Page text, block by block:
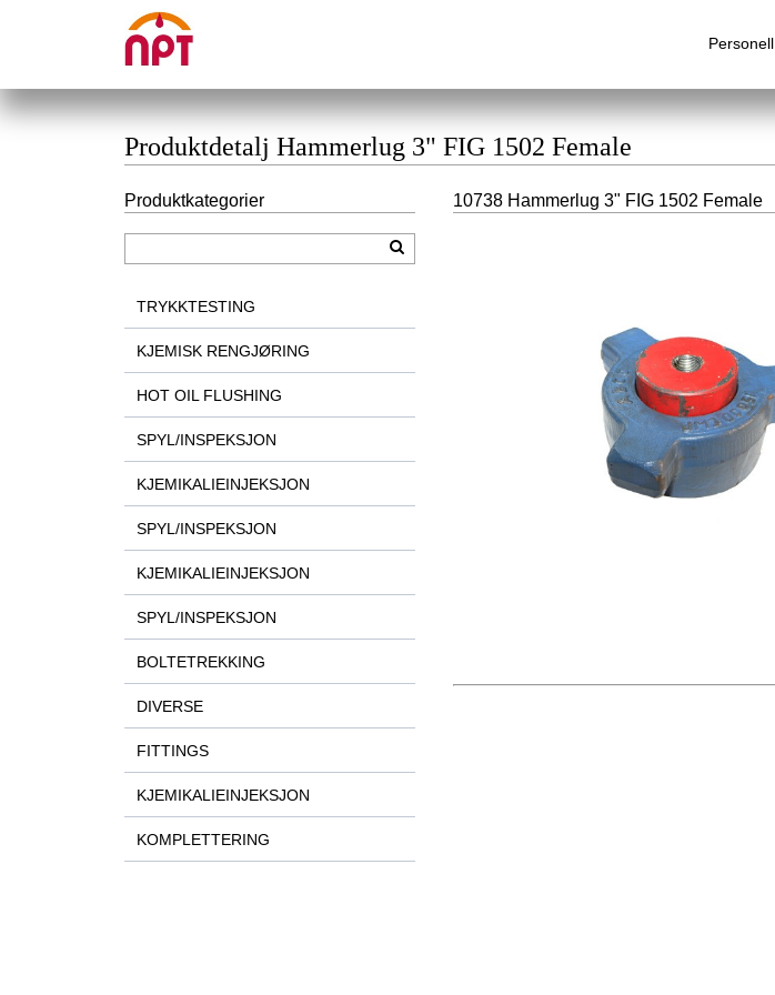
Personell
Produktdetalj Hammerlug 3" FIG 1502 Female
10738 Hammerlug 3" FIG 1502 Female
Produktkategorier
TRYKKTESTING
KJEMISK RENGJØRING
HOT OIL FLUSHING
SPYL/INSPEKSJON
KJEMIKALIEINJEKSJON
SPYL/INSPEKSJON
KJEMIKALIEINJEKSJON
SPYL/INSPEKSJON
BOLTETREKKING
DIVERSE
FITTINGS
KJEMIKALIEINJEKSJON
KOMPLETTERING